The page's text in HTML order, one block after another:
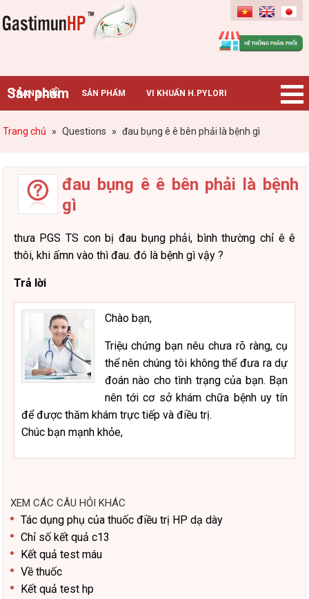
Gastimunhp
Sản phẩm
TRANG CHỦ SẢN PHẨM VI KHUẨN H.PYLORI
BỆNH DẠ DÀY TIN TỨC – SỰ KIỆN HƯỚNG DẪN MUA HÀNG
Trang chủ » Questions » đau bụng ê ê bên phải là bệnh gì
đau bụng ê ê bên phải là bệnh
gì
thưa PGS TS con bị đau bụng phải, bình thường chỉ ê ê
thôi, khi ấmn vào thì đau. đó là bệnh gì vậy ?
Trả lời
Chào bạn,
Triệu chứng bạn nêu chưa rõ ràng, cụ
thể nên chúng tôi không thể đưa ra dự
đoán nào cho tình trạng của bạn. Bạn
nên tới cơ sở khám chữa bệnh uy tín
để được thăm khám trực tiếp và điều trị.
Chúc bạn mạnh khỏe,
XEM CÁC CÂU HỎI KHÁC
Tác dụng phụ của thuốc điều trị HP dạ dày
Chỉ số kết quả c13
Kết quả test máu
Về thuốc
Kết quả test hp